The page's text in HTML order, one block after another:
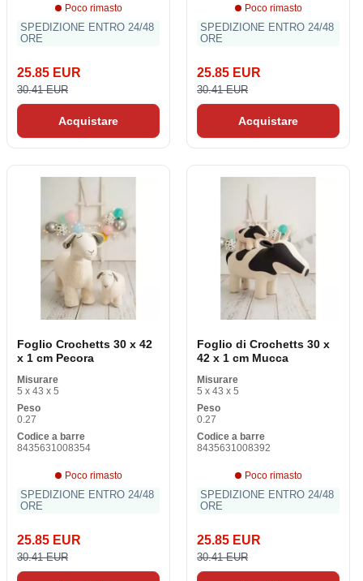
Poco rimasto
SPEDIZIONE ENTRO 24/48
ORE
25.85 EUR
30.41 EUR
Acquistare
Poco rimasto
SPEDIZIONE ENTRO 24/48
ORE
25.85 EUR
30.41 EUR
Acquistare
Foglio Crochetts 30 x 42
x 1 cm Pecora
Misurare
5 x 43 x 5
Peso
0.27
Codice a barre
8435631008354
Poco rimasto
SPEDIZIONE ENTRO 24/48
ORE
25.85 EUR
30.41 EUR
Foglio di Crochetts 30 x
42 x 1 cm Mucca
Misurare
5 x 43 x 5
Peso
0.27
Codice a barre
8435631008392
Poco rimasto
SPEDIZIONE ENTRO 24/48
ORE
25.85 EUR
30.41 EUR